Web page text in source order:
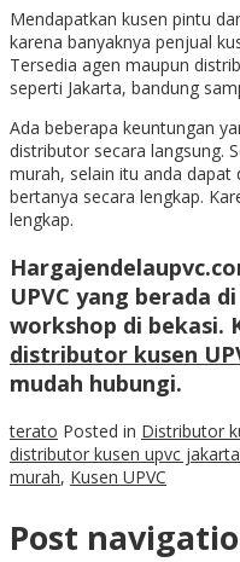
Mendapatkan kusen pintu
karena banyaknya penjual
Tersedia agen maupun
seperti Jakarta, bandung
Ada beberapa keuntungan
distributor secara langsung.
murah, selain itu anda
bertanya secara lengkap.
lengkap.
UPVC yang berada
workshop di bekasi.
distributor kusen
mudah hubungi.
terato Posted in Distributor
distributor kusen upvc jakarta
murah, Kusen UPVC
Post